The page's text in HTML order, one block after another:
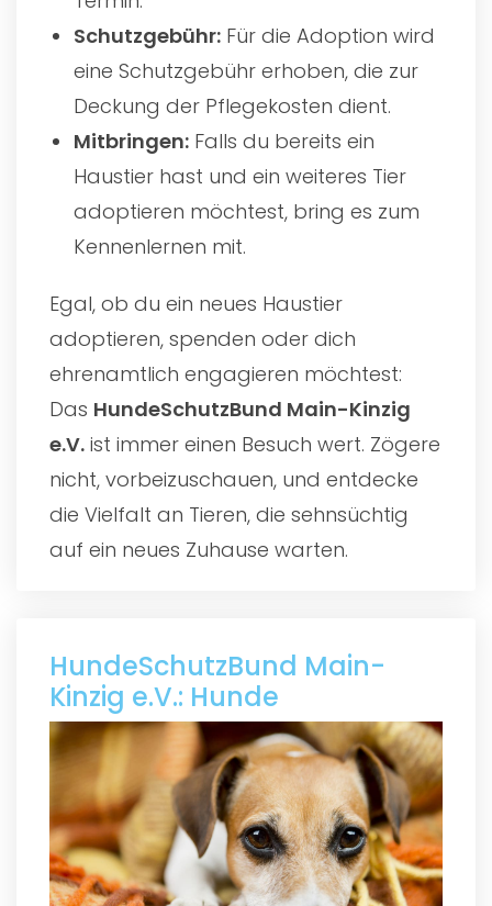
Schutzgebühr: Für die Adoption wird
eine Schutzgebühr erhoben, die zur
Deckung der Pflegekosten dient.
Mitbringen: Falls du bereits ein
Haustier hast und ein weiteres Tier
adoptieren möchtest, bring es zum
Kennenlernen mit.
Egal, ob du ein neues Haustier
adoptieren, spenden oder dich
ehrenamtlich engagieren möchtest:
Das HundeSchutzBund Main-Kinzig
e.V. ist immer einen Besuch wert. Zögere
nicht, vorbeizuschauen, und entdecke
die Vielfalt an Tieren, die sehnsüchtig
auf ein neues Zuhause warten.
HundeSchutzBund Main-
Kinzig e.V.: Hunde